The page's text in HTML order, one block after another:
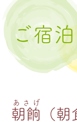
ご宿泊
朝餉
あさげ
（